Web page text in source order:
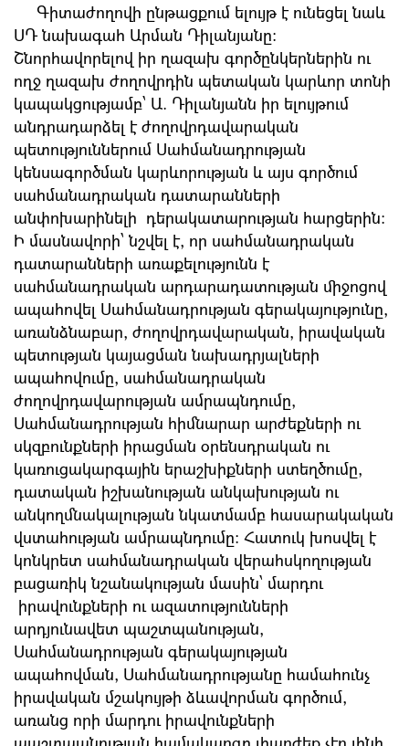
Գիտաժողովի ընթացքում ելույթ է ունեցել նաև
ՍԴ նախագահ Արման Դիլանյանը:
Շնորհավորելով իր ղազախ գործընկերներին ու
ողջ ղազախ ժողովրդին պետական կարևոր տոնի
կապակցությամբ՝ Ա. Դիլանյանն իր ելույթում
անդրադարձել է ժողովրդավարական
պետություններում Սահմանադրության
կենսագործման կարևորության և այս գործում
սահմանադրական դատարանների
անփոխարինելի դերակատարության հարցերին:
Ի մասնավորի՝ նշվել է, որ սահմանադրական
դատարանների առաքելությունն է
սահմանադրական արդարադատության միջոցով
ապահովել Սահմանադրության գերակայությունը,
առանձնաբար, ժողովրդավարական, իրավական
պետության կայացման նախադրյալների
ապահովումը, սահմանադրական
ժողովրդավարության ամրապնդումը,
Սահմանադրության հիմնարար արժեքների ու
սկզբունքների իրացման օրենսդրական ու
կառուցակարգային երաշխիքների ստեղծումը,
դատական իշխանության անկախության ու
անկողմնակալության նկատմամբ հասարակական
վստահության ամրապնդումը: Հատուկ խոսվել է
կոնկրետ սահմանադրական վերահսկողության
բացառիկ նշանակության մասին՝ մարդու
իրավունքների ու ազատությունների
արդյունավետ պաշտպանության,
Սահմանադրության գերակայության
ապահովման, Սահմանադրությանը համահունչ
իրավական մշակույթի ձևավորման գործում,
առանց որի մարդու իրավունքների